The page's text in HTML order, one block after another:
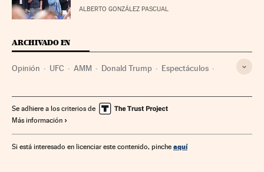
ALBERTO GONZÁLEZ PASCUAL
ARCHIVADO EN
Opinión UFC AMM Donald Trump Espectáculos
Se adhiere a los criterios de
Más información
Si está interesado en licenciar este contenido, pinche aquí